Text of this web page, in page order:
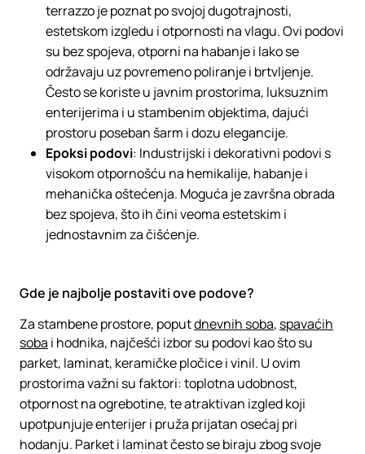
terrazzo je poznat po svojoj dugotrajnosti,
estetskom izgledu i otpornosti na vlagu. Ovi podovi
su bez spojeva, otporni na habanje i lako se
održavaju uz povremeno poliranje i brtvljenje.
Često se koriste u javnim prostorima, luksuznim
enterijerima i u stambenim objektima, dajući
prostoru poseban šarm i dozu elegancije.
Epoksi podovi: Industrijski i dekorativni podovi s
visokom otpornošću na hemikalije, habanje i
mehanička oštećenja. Moguća je završna obrada
bez spojeva, što ih čini veoma estetskim i
jednostavnim za čišćenje.
Gde je najbolje postaviti ove podove?
Za stambene prostore, poputdnevnih soba, spavaćih
soba i hodnika, najčešći izbor su podovi kao što su
parket, laminat, keramičke pločice i vinil. U ovim
prostorima važni su faktori: toplotna udobnost,
otpornost na ogrebotine, te atraktivan izgled koji
upotpunjuje enterijer i pruža prijatan osećaj pri
hodanju. Parket i laminat često se biraju zbog svoje